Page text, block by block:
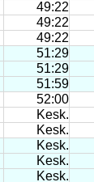
49:22
49:22
49:22
51:29
51:29
51:59
52:00
Kesk.
Kesk.
Kesk.
Kesk.
Kesk.